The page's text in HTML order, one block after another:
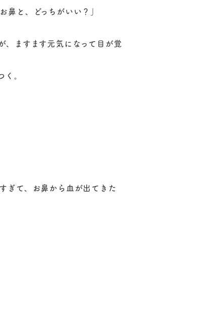
と、どっちがいい？」
、ますます元気になって目が覚
。
ぎて、お鼻から血が出てきた